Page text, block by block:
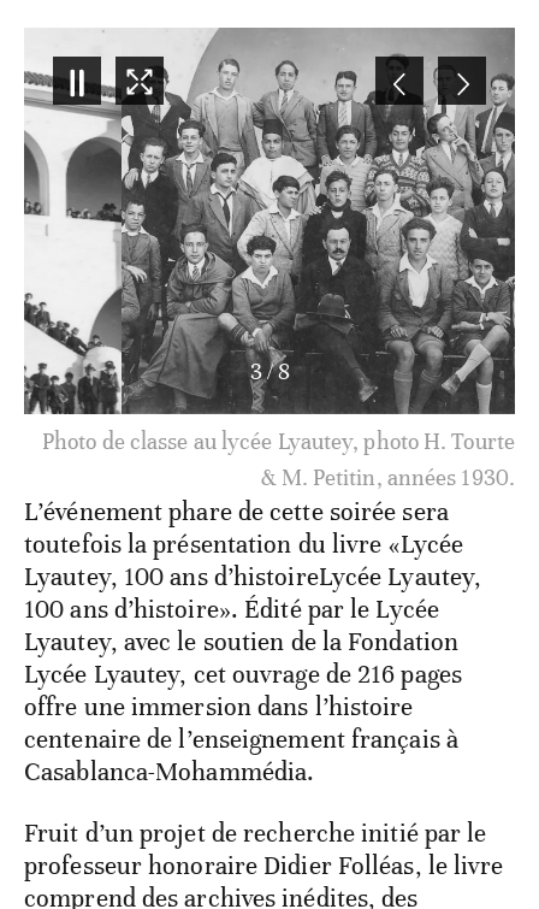
3/8
Photo de classe au lycée Lyautey, photo H. Tourte
& M. Petitin, années 1930.
L’événement phare de cette soirée sera
toutefois la présentation du livre «Lycée
Lyautey, 100 ans d’histoireLycée Lyautey,
100 ans d’histoire». Édité par le Lycée
Lyautey, avec le soutien de la Fondation
Lycée Lyautey, cet ouvrage de 216 pages
offre une immersion dans l’histoire
centenaire de l’enseignement français à
Casablanca-Mohammédia.
Fruit d’un projet de recherche initié par le
professeur honoraire Didier Folléas, le livre
comprend des archives inédites, des